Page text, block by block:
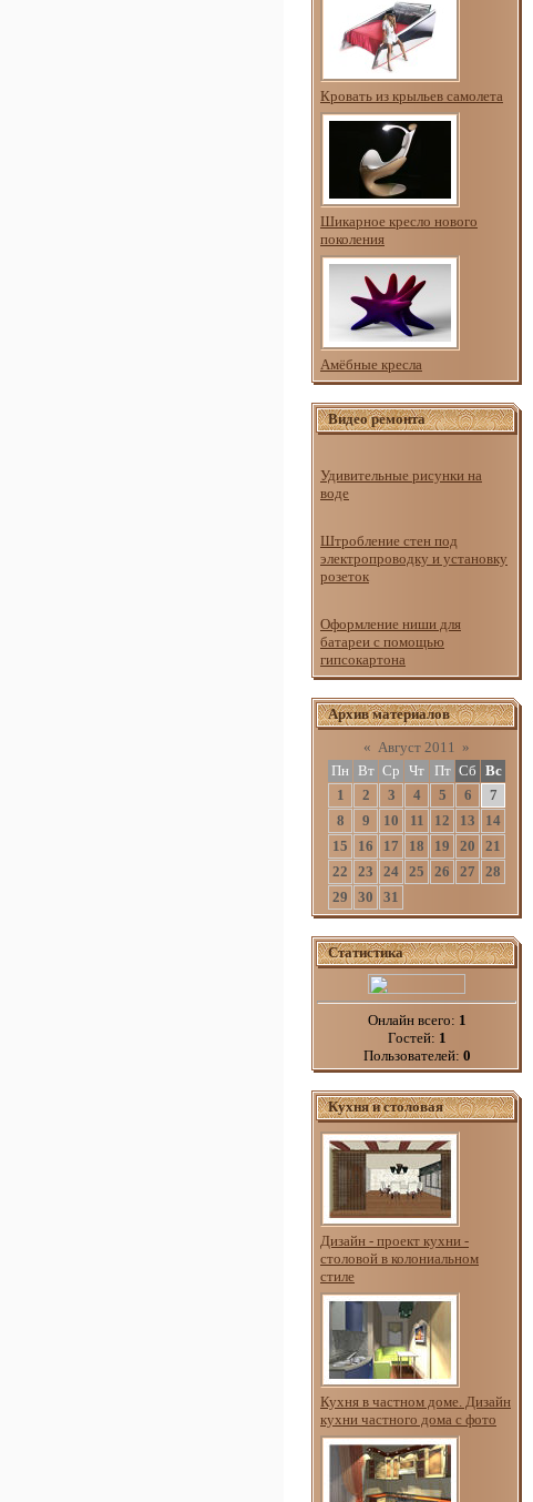
Кровать из крыльев самолета
Шикарное кресло нового
поколения
Амёбные кресла
Видео ремонта
Удивительные рисунки на
воде
Штробление стен под
электропроводку и установку
розеток
Оформление ниши для
батареи с помощью
гипсокартона
Архив материалов
« Август 2011
»
Пн Вт Ср Чт Пт Сб Вс
1
2 3 4 5 6
7
8
9 10 11 12 13
14
15
16 17 18 19 20
21
22
23 24 25 26 27
28
29
30 31
Статистика
Онлайн всего: 1
Гостей: 1
Пользователей: 0
Кухня и столовая
Дизайн - проект кухни -
столовой в колониальном
стиле
Кухня в частном доме. Дизайн
кухни частного дома с фото